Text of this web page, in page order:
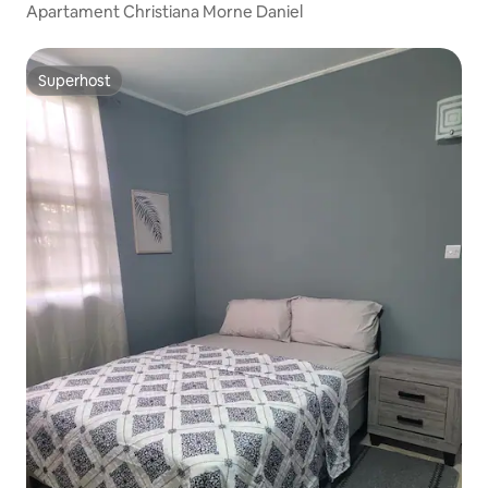
Apartament Christiana Morne Daniel
Superhost
Superhost